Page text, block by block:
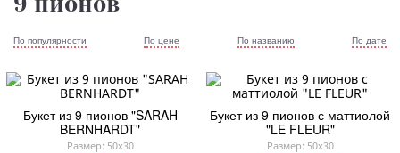
По популярности По цене По названию По дате
Букет из 9 пионов "SARAH
BERNHARDT"
Размер: 50x30
Букет из 9 пионов с маттиолой
"LE FLEUR"
Размер: 50x30